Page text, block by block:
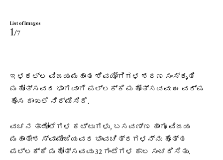
List of Images
1/7
ಇಳಕಲ್ಲ ವಿಜಯಮಹಾಂತ ಶಿವಯೋಗಿಗಳ ಶರಣ ಸಂಸ್ಕೃತಿ
ಮಹೋತ್ಸವದ ಭಾಗವಾಗಿ ಪಲ್ಲಕ್ಕಿ ಮಹೋತ್ಸವವು ಈ ವರ್ಷ
ಹೊಸ ದಾಖಲೆ ನಿರ್ಮಿಸಿದೆ.
ವಚನ ತಾಡೋಲೆಗಳ ಕಟ್ಟುಗಳು, ಬಸವಣ್ಣ ಹಾಗೂ ವಿಜಯ
ಮಹಾಂತೇಶ ಸ್ವಾಮೀಜಿಯವರ ಭಾವಚಿತ್ರಗಳನ್ನು ಹೊತ್ತ
ಪಲ್ಲಕ್ಕಿ ಮಹೋತ್ಸವವು 32 ಗಂಟೆಗಳ ಕಾಲ ಸಂಚರಿಸಿತು.